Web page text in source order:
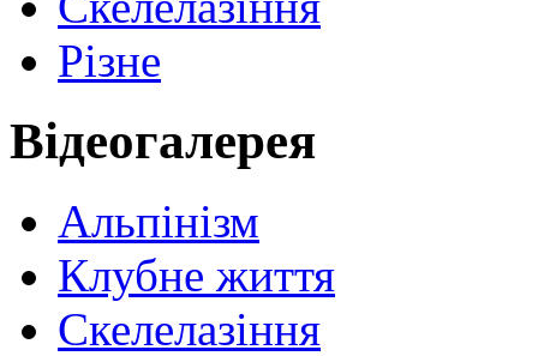
Різне
Відеогалерея
Альпінізм
Клубне життя
Скелелазіння